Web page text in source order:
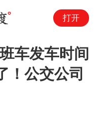
打开
车发车时间
！公交公司